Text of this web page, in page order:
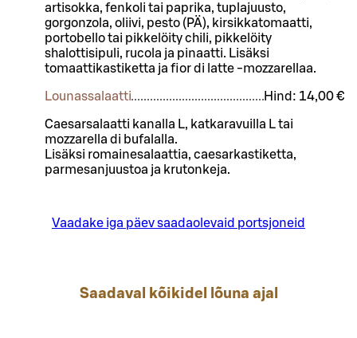
artisokka, fenkoli tai paprika, tuplajuusto,
gorgonzola, oliivi, pesto (PÄ), kirsikkatomaatti,
portobello tai pikkelöity chili, pikkelöity
shalottisipuli, rucola ja pinaatti. Lisäksi
tomaattikastiketta ja fior di latte -mozzarellaa.
Lounassalaatti Hind: 14,00 €
Caesarsalaatti kanalla L, katkaravuilla L tai
mozzarella di bufalalla.
Lisäksi romainesalaattia, caesarkastiketta,
parmesanjuustoa ja krutonkeja.
Vaadake iga päev saadaolevaid portsjoneid
Saadaval kõikidel lõuna ajal